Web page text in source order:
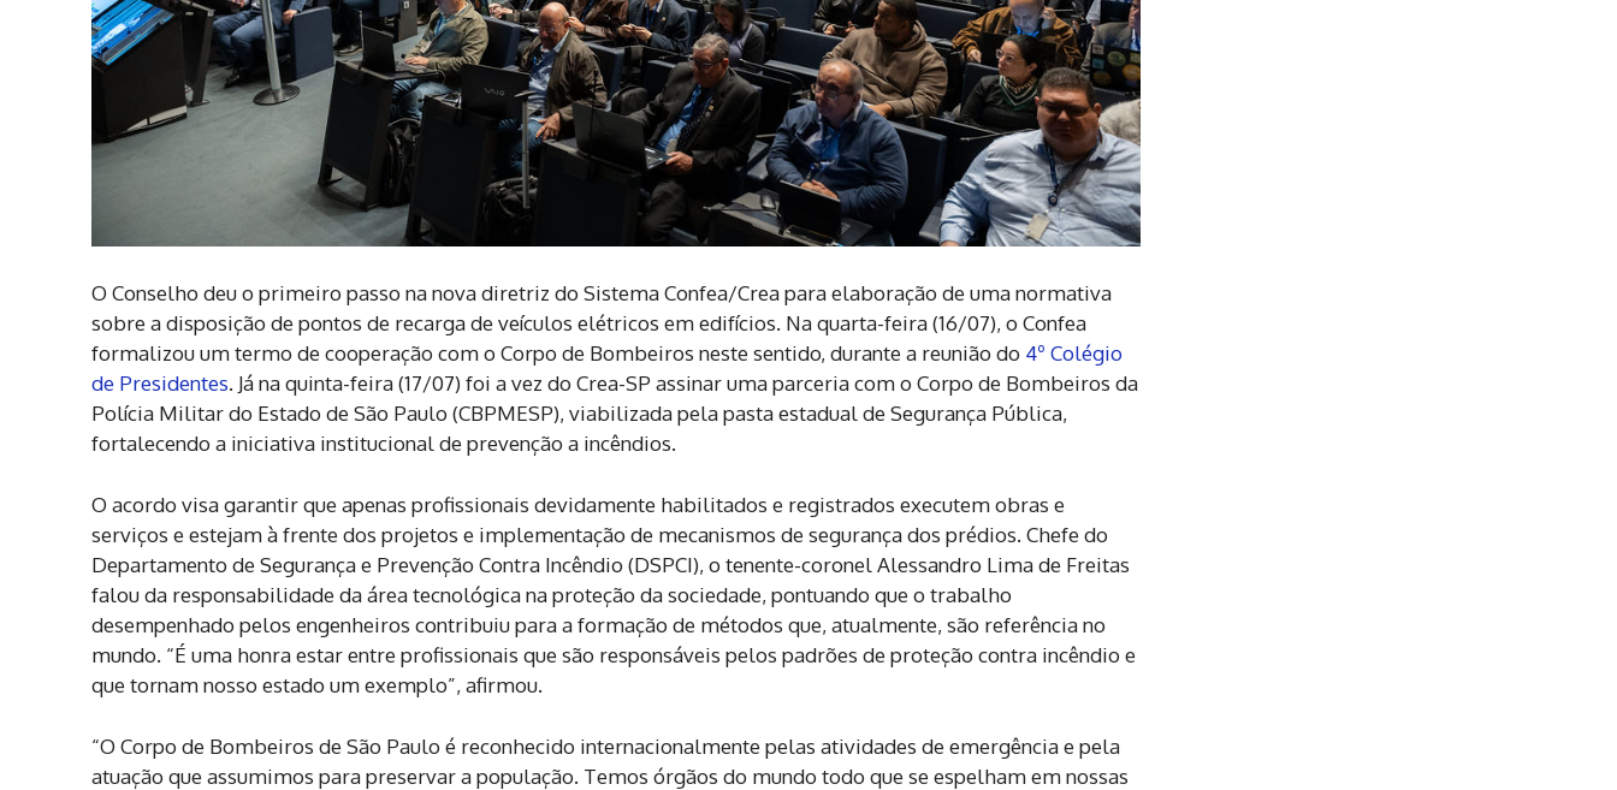
O Conselho deu o primeiro passo na nova diretriz do Sistema Confea/Crea para elaboração de uma normativa
sobre a disposição de pontos de recarga de veículos elétricos em edifícios. Na quarta-feira (16/07), o Confea
formalizou um termo de cooperação com o Corpo de Bombeiros neste sentido, durante a reunião do 4º Colégio
de Presidentes. Já na quinta-feira (17/07) foi a vez do Crea-SP assinar uma parceria com o Corpo de Bombeiros da
Polícia Militar do Estado de São Paulo (CBPMESP), viabilizada pela pasta estadual de Segurança Pública,
fortalecendo a iniciativa institucional de prevenção a incêndios.
O acordo visa garantir que apenas profissionais devidamente habilitados e registrados executem obras e
serviços e estejam à frente dos projetos e implementação de mecanismos de segurança dos prédios. Chefe do
Departamento de Segurança e Prevenção Contra Incêndio (DSPCI), o tenente-coronel Alessandro Lima de Freitas
falou da responsabilidade da área tecnológica na proteção da sociedade, pontuando que o trabalho
desempenhado pelos engenheiros contribuiu para a formação de métodos que, atualmente, são referência no
mundo. “É uma honra estar entre profissionais que são responsáveis pelos padrões de proteção contra incêndio e
que tornam nosso estado um exemplo”, afirmou.
“O Corpo de Bombeiros de São Paulo é reconhecido internacionalmente pelas atividades de emergência e pela
atuação que assumimos para preservar a população. Temos órgãos do mundo todo que se espelham em nossas